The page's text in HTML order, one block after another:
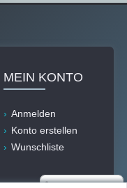
MEIN KONTO
Anmelden
Konto erstellen
Wunschliste